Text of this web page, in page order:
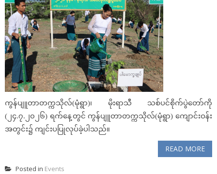
ကွန်ပျူတာတက္ကသိုလ်(မုံရွာ)၊ မိုးရာသီ သစ်ပင်စိုက်ပွဲတော်ကို
(၂၄.၇.၂၀၂၆) ရက်နေ့တွင် ကွန်ပျူတာတက္ကသိုလ်(မုံရွာ) ကျောင်းဝန်း
အတွင်း၌ ကျင်းပပြုလုပ်ခဲ့ပါသည်။
READ MORE
Posted in Events